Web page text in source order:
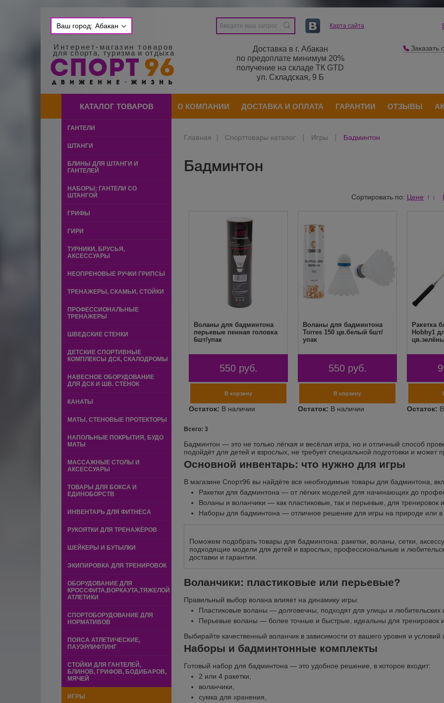
Ваш город: Абакан
Интернет-магазин товаров
для спорта, туризма и отдыха
Карта сайта
Доставка в г. Абакан
по предоплате минимум 20%
получение на складе ТК GTD
ул. Складская, 9 Б
Заказать
КАТАЛОГ ТОВАРОВ О КОМПАНИИ ДОСТАВКА И ОПЛАТА ГАРАНТИИ ОТЗЫВЫ
ГАНТЕЛИ
ШТАНГИ
БЛИНЫ ДЛЯ ШТАНГИ И
ГАНТЕЛЕЙ
НАБОРЫ: ГАНТЕЛИ СО
ШТАНГОЙ
ГРИФЫ
ГИРИ
ТУРНИКИ, БРУСЬЯ,
АКСЕССУАРЫ
НЕОПРЕНОВЫЕ РУЧКИ ГРИПСЫ
ТРЕНАЖЕРЫ, СКАМЬИ, СТОЙКИ
ПРОФЕССИОНАЛЬНЫЕ
ТРЕНАЖЕРЫ
ШВЕДСКИЕ СТЕНКИ
ДЕТСКИЕ СПОРТИВНЫЕ
КОМПЛЕКСЫ ДСК, СКАЛОДРОМЫ
НАВЕСНОЕ ОБОРУДОВАНИЕ
ДЛЯ ДСК И ШВ. СТЕНОК
КАНАТЫ
МАТЫ, СТЕНОВЫЕ ПРОТЕКТОРЫ
НАПОЛЬНЫЕ ПОКРЫТИЯ, БУДО
МАТЫ
МАССАЖНЫЕ СТОЛЫ И
АКСЕССУАРЫ
ТОВАРЫ ДЛЯ БОКСА И
ЕДИНОБОРСТВ
ИНВЕНТАРЬ ДЛЯ ФИТНЕСА
РУКОЯТКИ ДЛЯ ТРЕНАЖЁРОВ
ШЕЙКЕРЫ И БУТЫЛКИ
ЭКИПИРОВКА ДЛЯ ТРЕНИРОВОК
ОБОРУДОВАНИЕ ДЛЯ
КРОССФИТА,ВОРКАУТА,ТЯЖЕЛОЙ
АТЛЕТИКИ
СПОРТОБОРУДОВАНИЕ ДЛЯ
НОРМАТИВОВ
ПОЯСА АТЛЕТИЧЕСКИЕ,
ПАУЭРЛИФТИНГ
СТОЙКИ ДЛЯ ГАНТЕЛЕЙ,
БЛИНОВ, ГРИФОВ, БОДИБАРОВ,
МЯЧЕЙ
ИГРЫ
Главная Спорттовары каталог Игры Бадминтон
Бадминтон
Сортировать по: Цене ↑ ↓
Воланы для бадминтона
перьевые пенная головка
6шт/упак
550 руб.
Воланы для бадминтона
Torres 150 цв.белый 6шт/
упак
550 руб.
Ракетка
Hobby1
Всего: 3
Бадминтон — это не только лёгкая и весёлая игра, но и отличный способ
подойдёт для детей и взрослых, не требует специальной подготовки и может
Основной инвентарь: что нужно для игры
В магазине Спорт96 вы найдёте все необходимые товары для бадминтона,
Ракетки для бадминтона — от лёгких моделей для начинающих до
Воланы и воланчики — как пластиковые, так и перьевые, для тренировок
Наборы для бадминтона — отличное решение для игры на природе или в
Поможем подобрать товары для бадминтона: ракетки, воланы, сетки,
подходящие модели для детей и взрослых, профессиональные и
доставки и гарантии.
Воланчики: пластиковые или перьевые?
Правильный выбор волана влияет на динамику игры:
Пластиковые воланы — долговечны, подходят для улицы и любительских
Перьевые воланы — более точные и быстрые, идеальны для тренировок
Выбирайте качественный воланчик в зависимости от вашего уровня и условий
Наборы и бадминтонные комплекты
Готовый набор для бадминтона — это удобное решение, в которое входит:
2 или 4 ракетки,
воланчики,
сумка для хранения,